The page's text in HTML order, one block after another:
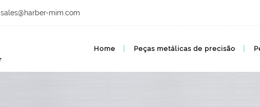
sales@harber-mim.com
Home Peças metálicas de precisão